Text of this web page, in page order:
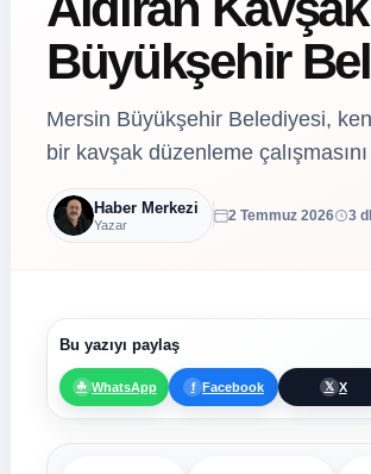
Büyükşehir
Mersin Büyükşehir Belediyesi,
bir kavşak düzenleme
Haber Merkezi
Yazar
2 Temmuz 2026 3
Bu yazıyı paylaş
☘ WhatsApp f Facebook 𝕏 X